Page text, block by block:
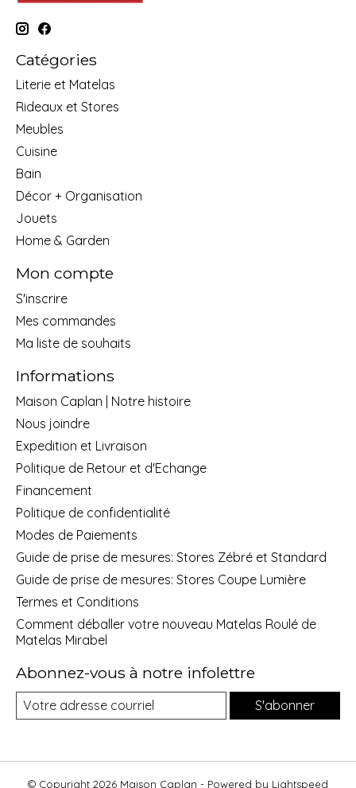
Catégories
Literie et Matelas
Rideaux et Stores
Meubles
Cuisine
Bain
Décor + Organisation
Jouets
Home & Garden
Mon compte
S'inscrire
Mes commandes
Ma liste de souhaits
Informations
Maison Caplan | Notre histoire
Nous joindre
Expedition et Livraison
Politique de Retour et d'Echange
Financement
Politique de confidentialité
Modes de Paiements
Guide de prise de mesures: Stores Zébré et Standard
Guide de prise de mesures: Stores Coupe Lumière
Termes et Conditions
Comment déballer votre nouveau Matelas Roulé de
Matelas Mirabel
Abonnez-vous à notre infolettre
S'abonner
© Copyright 2026 Maison Caplan - Powered by Lightspeed